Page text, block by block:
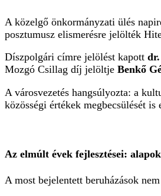
A közelgő önkormányzati ülés
posztumusz elismerésre jelölték
Díszpolgári címre jelölést kapott
Mozgó Csillag díj jelöltje Benkő
A városvezetés hangsúlyozta: a
közösségi értékek megbecsülését is
Az elmúlt évek fejlesztései:
A most bejelentett beruházások